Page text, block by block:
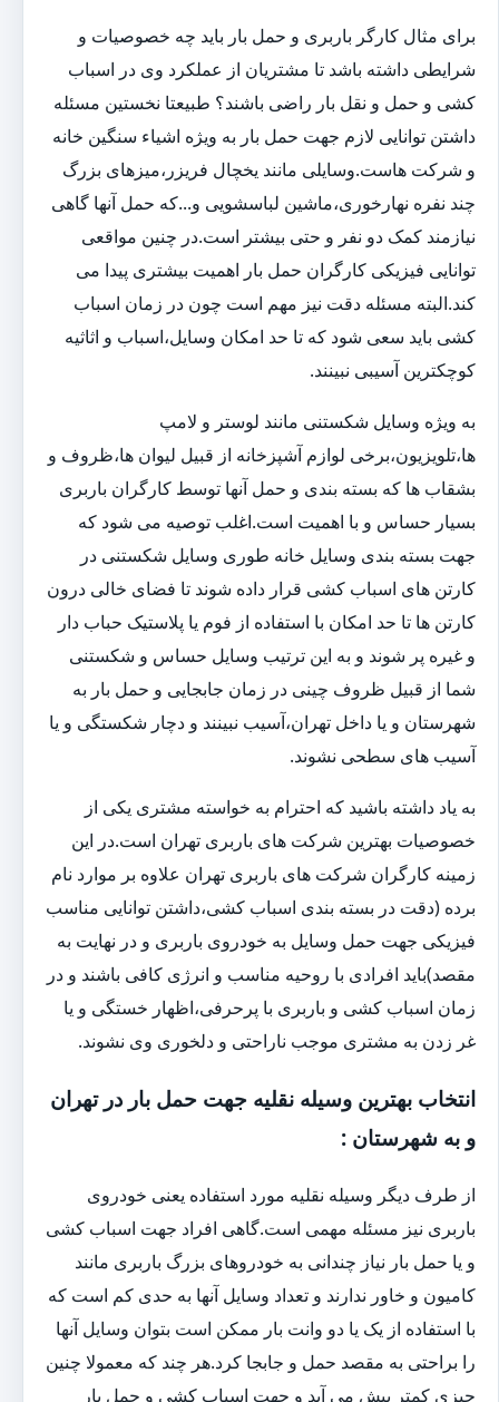
برای مثال کارگر باربری و حمل بار باید چه خصوصیات و
شرایطی داشته باشد تا مشتریان از عملکرد وی در اسباب
کشی و حمل و نقل بار راضی باشند؟ طبیعتا نخستین مسئله
داشتن توانایی لازم جهت حمل بار به ویژه اشیاء سنگین خانه
و شرکت هاست.وسایلی مانند یخچال فریزر،میزهای بزرگ
چند نفره نهارخوری،ماشین لباسشویی و...که حمل آنها گاهی
نیازمند کمک دو نفر و حتی بیشتر است.در چنین مواقعی
توانایی فیزیکی کارگران حمل بار اهمیت بیشتری پیدا می
کند.البته مسئله دقت نیز مهم است چون در زمان اسباب
کشی باید سعی شود که تا حد امکان وسایل،اسباب و اثاثیه
کوچکترین آسیبی نبینند.
به ویژه وسایل شکستنی مانند لوستر و لامپ
ها،تلویزیون،برخی لوازم آشپزخانه از قبیل لیوان ها،ظروف و
بشقاب ها که بسته بندی و حمل آنها توسط کارگران باربری
بسیار حساس و با اهمیت است.اغلب توصیه می شود که
جهت بسته بندی وسایل خانه طوری وسایل شکستنی در
کارتن های اسباب کشی قرار داده شوند تا فضای خالی درون
کارتن ها تا حد امکان با استفاده از فوم یا پلاستیک حباب دار
و غیره پر شوند و به این ترتیب وسایل حساس و شکستنی
شما از قبیل ظروف چینی در زمان جابجایی و حمل بار به
شهرستان و یا داخل تهران،آسیب نبینند و دچار شکستگی و یا
آسیب های سطحی نشوند.
به یاد داشته باشید که احترام به خواسته مشتری یکی از
خصوصیات بهترین شرکت های باربری تهران است.در این
زمینه کارگران شرکت های باربری تهران علاوه بر موارد نام
برده (دقت در بسته بندی اسباب کشی،داشتن توانایی مناسب
فیزیکی جهت حمل وسایل به خودروی باربری و در نهایت به
مقصد)باید افرادی با روحیه مناسب و انرژی کافی باشند و در
زمان اسباب کشی و باربری با پرحرفی،اظهار خستگی و یا
غر زدن به مشتری موجب ناراحتی و دلخوری وی نشوند.
انتخاب بهترین وسیله نقلیه جهت حمل بار در تهران
و به شهرستان :
از طرف دیگر وسیله نقلیه مورد استفاده یعنی خودروی
باربری نیز مسئله مهمی است.گاهی افراد جهت اسباب کشی
و یا حمل بار نیاز چندانی به خودروهای بزرگ باربری مانند
کامیون و خاور ندارند و تعداد وسایل آنها به حدی کم است که
با استفاده از یک یا دو وانت بار ممکن است بتوان وسایل آنها
را براحتی به مقصد حمل و جابجا کرد.هر چند که معمولا چنین
چیزی کمتر پیش می آید و جهت اسباب کشی و حمل بار